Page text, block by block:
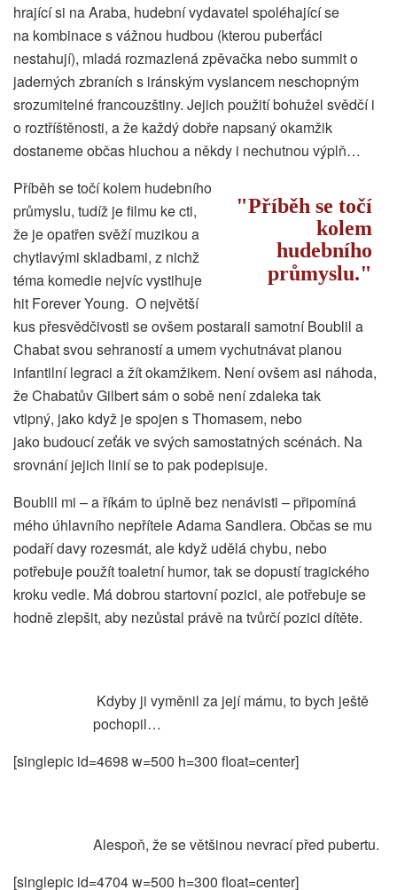
hrající si na Araba, hudební vydavatel spoléhající se
na kombinace s vážnou hudbou (kterou puberťáci
nestahují), mladá rozmazlená zpěvačka nebo summit o
jaderných zbraních s iránským vyslancem neschopným
srozumitelné francouzštiny. Jejich použití bohužel svědčí i
o roztříštěnosti, a že každý dobře napsaný okamžik
dostaneme občas hluchou a někdy i nechutnou výplň…
Příběh se točí
kolem
hudebního
průmyslu.
Příběh se točí kolem hudebního
průmyslu, tudíž je filmu ke cti,
že je opatřen svěží muzikou a
chytlavými skladbami, z nichž
téma komedie nejvíc vystihuje
hit Forever Young. O největší
kus přesvědčivosti se ovšem postarali samotní Boublil a
Chabat svou sehraností a umem vychutnávat planou
infantilní legraci a žít okamžikem. Není ovšem asi náhoda,
že Chabatův Gilbert sám o sobě není zdaleka tak
vtipný, jako když je spojen s Thomasem, nebo
jako budoucí zeťák ve svých samostatných scénách. Na
srovnání jejich linií se to pak podepisuje.
Boublil mi – a říkám to úplně bez nenávisti – připomíná
mého úhlavního nepřítele Adama Sandlera. Občas se mu
podaří davy rozesmát, ale když udělá chybu, nebo
potřebuje použít toaletní humor, tak se dopustí tragického
kroku vedle. Má dobrou startovní pozici, ale potřebuje se
hodně zlepšit, aby nezůstal právě na tvůrčí pozici dítěte.
Kdyby ji vyměnil za její mámu, to bych ještě
pochopil…
[singlepic id=4698 w=500 h=300 float=center]
Alespoň, že se většinou nevrací před pubertu.
[singlepic id=4704 w=500 h=300 float=center]